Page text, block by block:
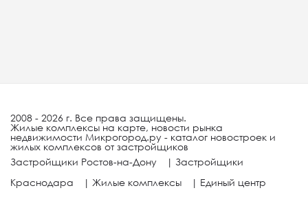
2008 - 2026 г. Все права защищены.
Жилые комплексы на карте, новости рынка
недвижимости Микрогород.ру - каталог новостроек и
жилых комплексов от застройщиков
Застройщики Ростов-на-Дону
| Застройщики
Краснодара
| Жилые комплексы | Единый центр